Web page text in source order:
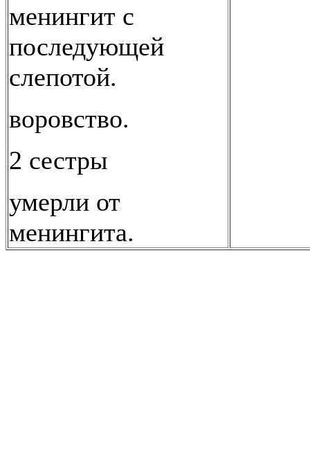
менингит с
последующей
слепотой.
воровство.
2 сестры
умерли от
менингита.